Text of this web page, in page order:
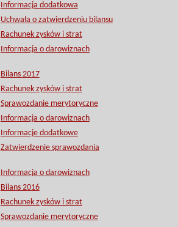
Informacja dodatkowa
Uchwała o zatwierdzeniu bilansu
Rachunek zysków i strat
Informacja o darowiznach
Bilans 2017
Rachunek zysków i strat
Sprawozdanie merytoryczne
Informacja o darowiznach
Informacje dodatkowe
Zatwierdzenie sprawozdania
Informacja o darowiznach
Bilans 2016
Rachunek zysków i strat
Sprawozdanie merytoryczne